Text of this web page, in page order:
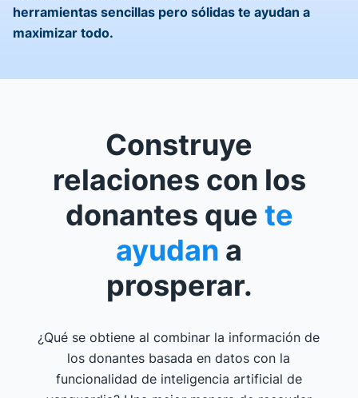
herramientas sencillas pero sólidas te ayudan a
maximizar todo.
Construye
relaciones con los
donantes que te
ayudan a
prosperar.
¿Qué se obtiene al combinar la información de
los donantes basada en datos con la
funcionalidad de inteligencia artificial de